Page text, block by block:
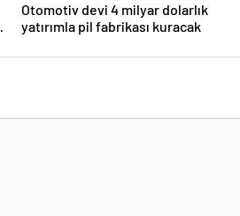
Otomotiv devi 4 milyar dolarlık
yatırımla pil fabrikası kuracak